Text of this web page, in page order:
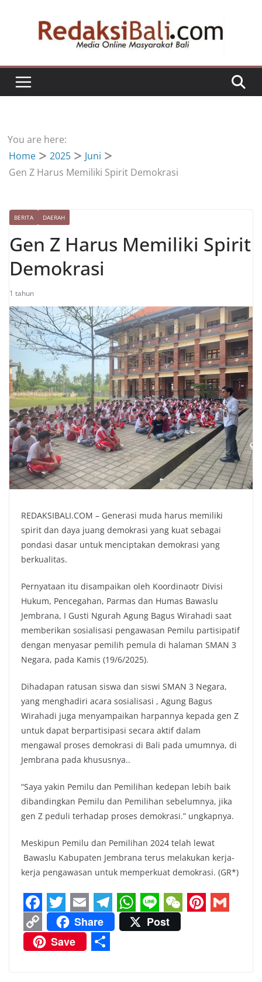
You are here:
Home
2025
Juni
Gen Z Harus Memiliki Spirit Demokrasi
BERITA DAERAH
Gen Z Harus Memiliki Spirit
Demokrasi
1 tahun
REDAKSIBALI.COM – Generasi muda harus memiliki
spirit dan daya juang demokrasi yang kuat sebagai
pondasi dasar untuk menciptakan demokrasi yang
berkualitas.
Pernyataan itu disampaikan oleh Koordinaotr Divisi
Hukum, Pencegahan, Parmas dan Humas Bawaslu
Jembrana, I Gusti Ngurah Agung Bagus Wirahadi saat
memberikan sosialisasi pengawasan Pemilu partisipatif
dengan menyasar pemilih pemula di halaman SMAN 3
Negara, pada Kamis (19/6/2025).
Dihadapan ratusan siswa dan siswi SMAN 3 Negara,
yang menghadiri acara sosialisasi , Agung Bagus
Wirahadi juga menyampaikan harpannya kepada gen Z
untuk dapat berpartisipasi secara aktif dalam
mengawal proses demokrasi di Bali pada umumnya, di
Jembrana pada khususnya..
“Saya yakin Pemilu dan Pemilihan kedepan lebih baik
dibandingkan Pemilu dan Pemilihan sebelumnya, jika
gen Z peduli terhadap proses demokrasi.” ungkapnya.
Meskipun Pemilu dan Pemilihan 2024 telah lewat
Bawaslu Kabupaten Jembrana terus melakukan kerja-
kerja pengawasan untuk memperkuat demokrasi. (GR*)
F
a
c
T
w
i
E
m
a
T
e
l
W
h
L
i
W
e
C
o
Share
Post
Save